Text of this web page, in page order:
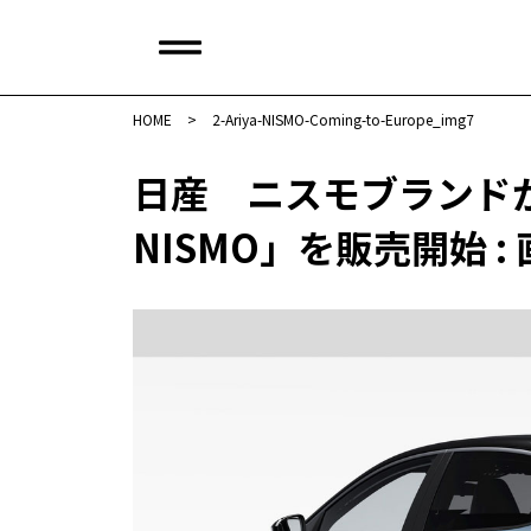
HOME > 2-Ariya-NISMO-Coming-to-Europe_img7
日産 ニスモブランド
NISMO」を販売開始 :